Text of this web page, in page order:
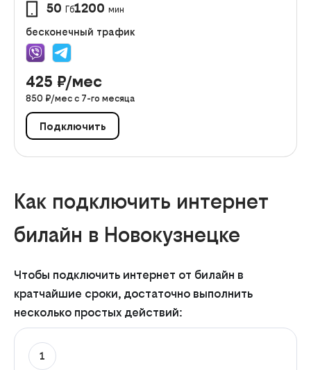
50 Гб1200 мин
бесконечный трафик
425 ₽/мес
850 ₽/мес с 7-го месяца
Подключить
Как подключить интернет
билайн в Новокузнецке
Чтобы подключить интернет от билайн в
кратчайшие сроки, достаточно выполнить
несколько простых действий:
1